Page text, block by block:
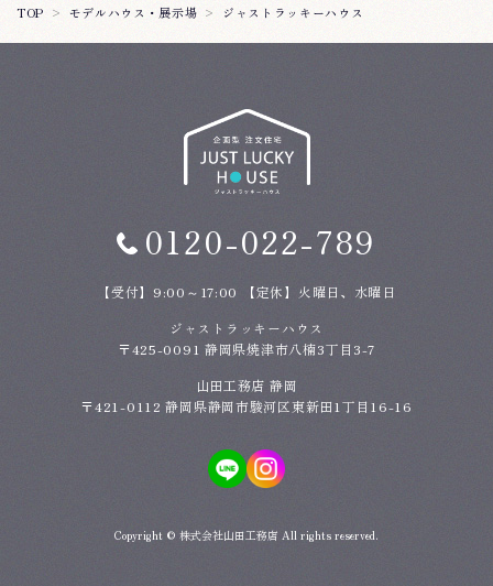
TOP モデルハウス・展示場 ジャストラッキーハウス
0120-022-789
【受付】9:00～17:00 【定休】火曜日、水曜日
ジャストラッキーハウス
〒425-0091 静岡県焼津市八楠3丁目3-7
山田工務店 静岡
〒421-0112 静岡県静岡市駿河区東新田1丁目16-16
Copyright © 株式会社山田工務店 All rights reserved.